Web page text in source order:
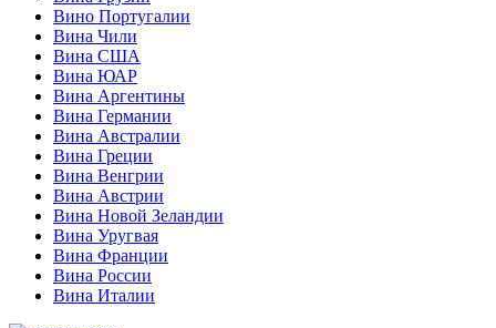
Вино Португалии
Вина Чили
Вина США
Вина ЮАР
Вина Аргентины
Вина Германии
Вина Австралии
Вина Греции
Вина Венгрии
Вина Австрии
Вина Новой Зеландии
Вина Уругвая
Вина Франции
Вина России
Вина Италии